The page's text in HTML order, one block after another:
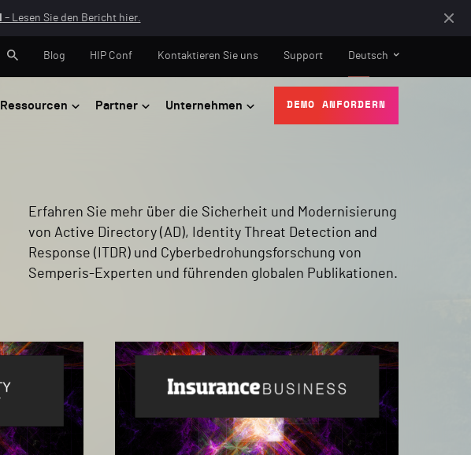
– Lesen Sie den Bericht hier.
Ressourcen Partner Unternehmen DEMO ANFORDERN
Blog HIP Conf Kontaktieren Sie uns Support Deutsch
Erfahren Sie mehr über die Sicherheit und Modernisierung
von Active Directory (AD), Identity Threat Detection and
Response (ITDR) und Cyberbedrohungsforschung von
Semperis-Experten und führenden globalen Publikationen.